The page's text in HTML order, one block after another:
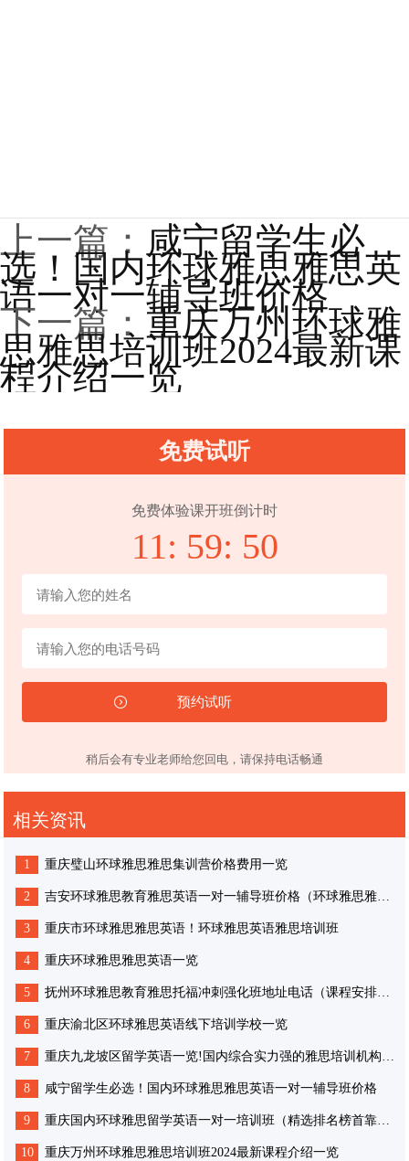
上一篇： 咸宁留学生必
选！国内环球雅思雅思英
语一对一辅导班价格
下一篇： 重庆万州环球雅
思雅思培训班2024最新课
程介绍一览
免费试听
免费体验课开班倒计时
11: 59: 49
稍后会有专业老师给您回电，请保持电话畅通
相关资讯
1 重庆璧山环球雅思雅思集训营价格费用一览
2 吉安环球雅思教育雅思英语一对一辅导班价格（环球雅思雅思课程安排费用）
3 重庆市环球雅思雅思英语！环球雅思英语雅思培训班
4 重庆环球雅思雅思英语一览
5 抚州环球雅思教育雅思托福冲刺强化班地址电话（课程安排价格费用咨询一览)
6 重庆渝北区环球雅思英语线下培训学校一览
7 重庆九龙坡区留学英语一览!国内综合实力强的雅思培训机构名单榜首
8 咸宁留学生必选！国内环球雅思雅思英语一对一辅导班价格
9 重庆国内环球雅思留学英语一对一培训班（精选排名榜首靠前的推荐一览）
10 重庆万州环球雅思雅思培训班2024最新课程介绍一览